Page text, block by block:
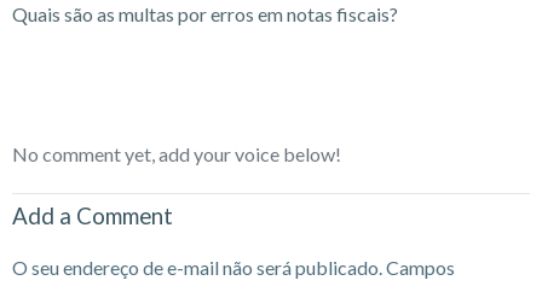
Quais são as multas por erros em notas fiscais?
No comment yet, add your voice below!
Add a Comment
O seu endereço de e-mail não será publicado. Campos